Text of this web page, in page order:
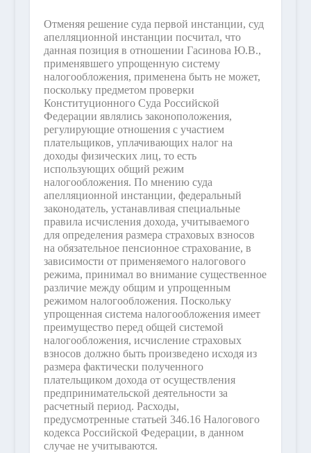
Отменяя решение суда первой инстанции, суд
апелляционной инстанции посчитал, что
данная позиция в отношении Гасинова Ю.В.,
применявшего упрощенную систему
налогообложения, применена быть не может,
поскольку предметом проверки
Конституционного Суда Российской
Федерации являлись законоположения,
регулирующие отношения с участием
плательщиков, уплачивающих налог на
доходы физических лиц, то есть
использующих общий режим
налогообложения. По мнению суда
апелляционной инстанции, федеральный
законодатель, устанавливая специальные
правила исчисления дохода, учитываемого
для определения размера страховых взносов
на обязательное пенсионное страхование, в
зависимости от применяемого налогового
режима, принимал во внимание существенное
различие между общим и упрощенным
режимом налогообложения. Поскольку
упрощенная система налогообложения имеет
преимущество перед общей системой
налогообложения, исчисление страховых
взносов должно быть произведено исходя из
размера фактически полученного
плательщиком дохода от осуществления
предпринимательской деятельности за
расчетный период. Расходы,
предусмотренные статьей 346.16 Налогового
кодекса Российской Федерации, в данном
случае не учитываются.